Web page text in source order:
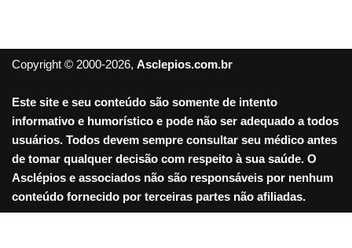
Copyright © 2000-2026, Asclepios.com.br
Este site e seu conteúdo são somente de intento
informativo e humorístico e pode não ser adequado a todos
usuários. Todos devem sempre consultar seu médico antes
de tomar qualquer decisão com respeito à sua saúde. O
Asclépios e associados não são responsáveis por nenhum
conteúdo fornecido por terceiras partes não afiliadas.